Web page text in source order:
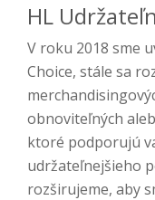
HL
V roku 2018 sme
Choice, stále sa
obnoviteľných
ktoré podporujú
udržateľnejšieho
rozširujeme, aby